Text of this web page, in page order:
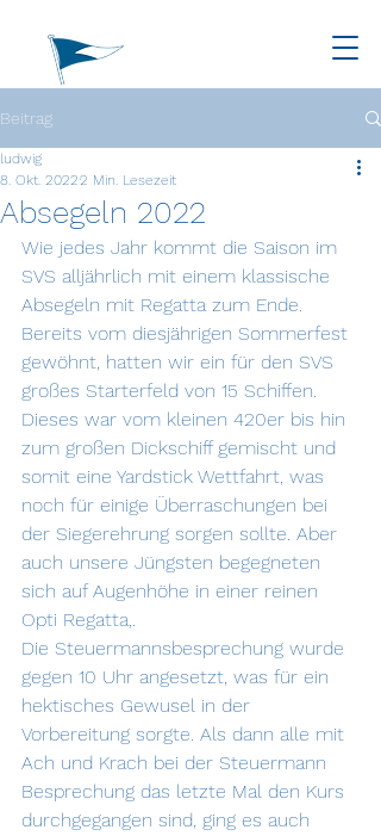
Beitrag
Absegeln 2022
ludwig
8. Okt. 20222 Min. Lesezeit
Wie jedes Jahr kommt die Saison im
SVS alljährlich mit einem klassische
Absegeln mit Regatta zum Ende.
Bereits vom diesjährigen Sommerfest
gewöhnt, hatten wir ein für den SVS
großes Starterfeld von 15 Schiffen.
Dieses war vom kleinen 420er bis hin
zum großen Dickschiff gemischt und
somit eine Yardstick Wettfahrt, was
noch für einige Überraschungen bei
der Siegerehrung sorgen sollte. Aber
auch unsere Jüngsten begegneten
sich auf Augenhöhe in einer reinen
Opti Regatta,.
Die Steuermannsbesprechung wurde
gegen 10 Uhr angesetzt, was für ein
hektisches Gewusel in der
Vorbereitung sorgte. Als dann alle mit
Ach und Krach bei der Steuermann
Besprechung das letzte Mal den Kurs
durchgegangen sind, ging es auch